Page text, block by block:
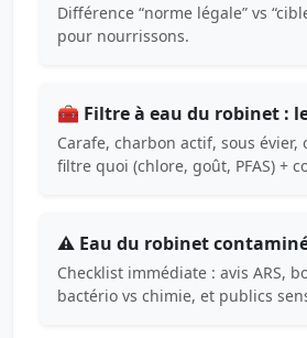
Différence “norme légale” vs
pour nourrissons.
🧰 Filtre à eau du robinet :
Carafe, charbon actif, sous évier,
filtre quoi (chlore, goût, PFAS) +
⚠️ Eau du robinet
Checklist immédiate : avis ARS,
bactério vs chimie, et publics